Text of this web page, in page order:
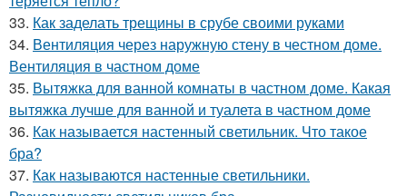
33. Как заделать трещины в срубе своими руками
34. Вентиляция через наружную стену в честном доме.
Вентиляция в частном доме
35. Вытяжка для ванной комнаты в частном доме. Какая
вытяжка лучше для ванной и туалета в частном доме
36. Как называется настенный светильник. Что такое
бра?
37. Как называются настенные светильники.